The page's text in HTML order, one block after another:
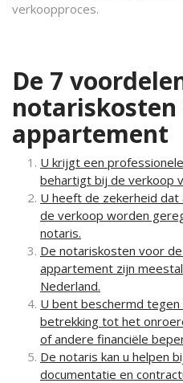
verkoopproces.
De 7
appartement
U krijgt een
behartigt bij de verkoop
U heeft de zekerheid dat
de verkoop worden
notaris.
De notariskosten voor
appartement zijn
Nederland.
U bent beschermd
betrekking tot het
of andere financiële
De notaris kan u helpen
documentatie en